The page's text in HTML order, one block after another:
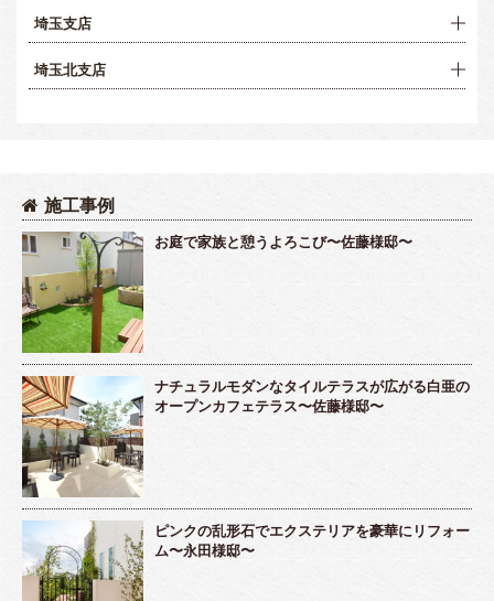
埼玉支店
埼玉北支店
施工事例
お庭で家族と憩うよろこび〜佐藤様邸〜
ナチュラルモダンなタイルテラスが広がる白亜の
オープンカフェテラス〜佐藤様邸〜
ピンクの乱形石でエクステリアを豪華にリフォー
ム〜永田様邸〜